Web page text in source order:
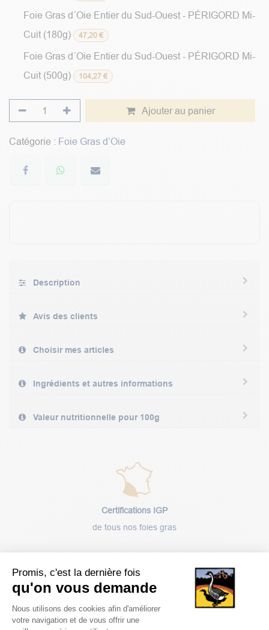
Promis, c'est la dernière fois
qu'on vous demande
Plateforme de Gestion du
Nous utilisons des cookies afin d'améliorer
votre navigation et de vous offrir une
Foie Gras d´Oie Entier du Sud-Ouest - PÉRIGORD Mi-
Cuit (180g)
47,20€
Foie Gras d´Oie Entier du Sud-Ouest - PÉRIGORD Mi-
Cuit (500g)
104,27€
Ajouter au panier
Catégorie : Foie Gras d’Oie
Description
Avis des clients
Choisir mes articles
Ingrédients et autres informations
Valeur nutritionnelle pour 100g
Certifications IGP
de tous nos foies gras
Livraison
rapide